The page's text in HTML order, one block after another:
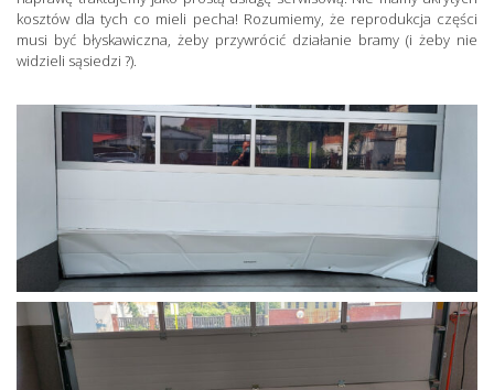
kosztów dla tych co mieli pecha! Rozumiemy, że reprodukcja części
musi być błyskawiczna, żeby przywrócić działanie bramy (i żeby nie
widzieli sąsiedzi ?).